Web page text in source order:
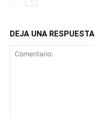
DEJA UNA RESPUESTA